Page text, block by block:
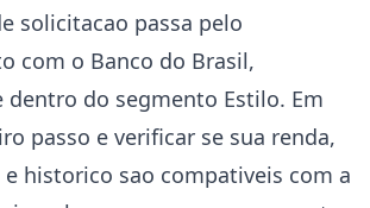
solicitacao passa pelo
com o Banco do Brasil,
dentro do segmento Estilo. Em
passo e verificar se sua renda,
historico sao compativeis com a